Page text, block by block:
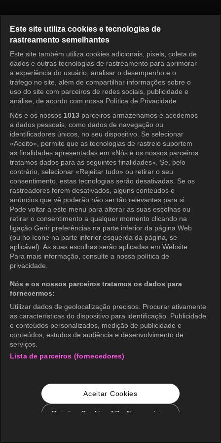
Entrar
Este site utiliza cookies e tecnologias de
rastreamento semelhantes
Este site também utiliza cookies adicionais, pixels, coleta de
dados e outras tecnologias de rastreamento para aprimorar
a experiência do usuário, analisar o desempenho e o
tráfego no site, além de compartilhar informações sobre o
uso do site com parceiros de redes sociais, publicidade e
análise, de acordo com nossa Política de Privacidade
Nós e os nossos 1013 parceiros armazenamos e acedemos
a dados pessoais, como dados de navegação ou
identificadores únicos, no seu dispositivo. Se selecionar
«Aceito», permite que as tecnologias de rastreio suportem
as finalidades apresentadas em «Nós e os nossos parceiros
tratamos dados para as seguintes finalidades». Se, pelo
contrário, selecionar «Rejeitar tudo» ou retirar o seu
consentimento, estas tecnologias serão desativadas. Se os
rastreadores forem desativados, alguns conteúdos e
anúncios que vê poderão não ser tão relevantes para si.
Pode voltar a este menu para alterar as suas escolhas ou
retirar o consentimento a qualquer momento clicando na
ligação Gerir preferências na parte inferior da página Web
(ou no ícone na parte inferior esquerda da página, se
aplicável). As suas escolhas serão aplicadas em Website.
Para mais informação, consulte a nossa política de
privacidade.
Nós e os nossos parceiros tratamos os dados para
fornecermos:
Utilizar dados de geolocalização precisos. Procurar ativamente
as características do dispositivo para identificação. Publicidade
e conteúdos personalizados, medição de publicidade e
conteúdos, estudos de audiência e desenvolvimento de
serviços.
Lista de parceiros (fornecedores)
Aceitar Cookies
Rejeitar Cookies Não Necessários